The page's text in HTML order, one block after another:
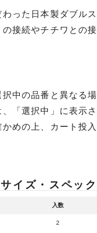
った日本製ダブル
の接続やチチワとの
中の品番と異なる
「選択中」に表示
めの上、カート投
サイズ・スペック
入数
2